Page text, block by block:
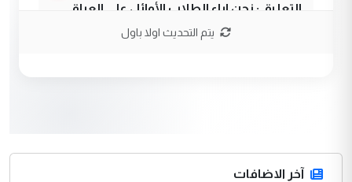
التعليق : نحن اباء الطلاب الأوائل على العراق
نتشرف بلقاء السيد احمد الصافي في العتبات
التعليق : قرار مستعجل جدا ولامصلحة فيه
للوزاره ولا للمواطن القرار الصائب يكون بعد
يتم التحديث اولا باول
آخر الاضافات